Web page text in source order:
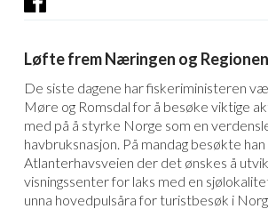
Løfte frem Næringen og Regionen
De siste dagene har fiskeriministeren
Møre og Romsdal for å besøke viktige
med på å styrke Norge som en
havbruksnasjon. På mandag besøkte
Atlanterhavsveien der det ønskes å
visningssenter for laks med en
unna hovedpulsåra for turistbesøk i